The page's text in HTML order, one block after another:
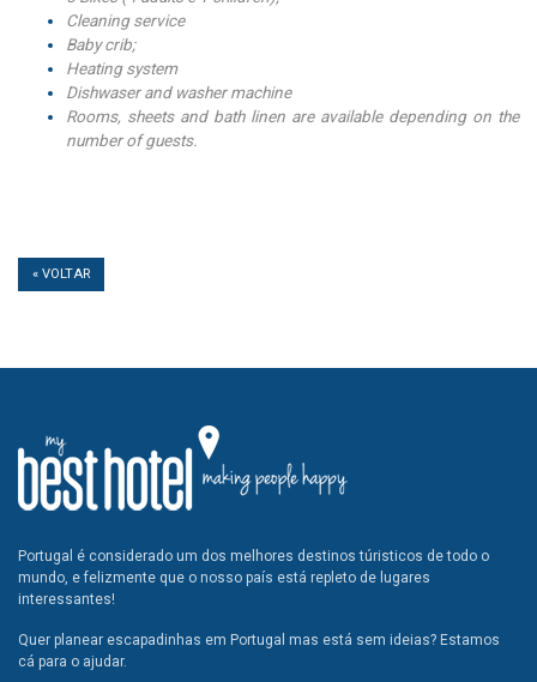
Cleaning service
Baby crib;
Heating system
Dishwaser and washer machine
Rooms, sheets and bath linen are available depending on the
number of guests.
« VOLTAR
Portugal é considerado um dos melhores destinos túristicos de todo o
mundo, e felizmente que o nosso país está repleto de lugares
interessantes!
Quer planear escapadinhas em Portugal mas está sem ideias? Estamos
cá para o ajudar.